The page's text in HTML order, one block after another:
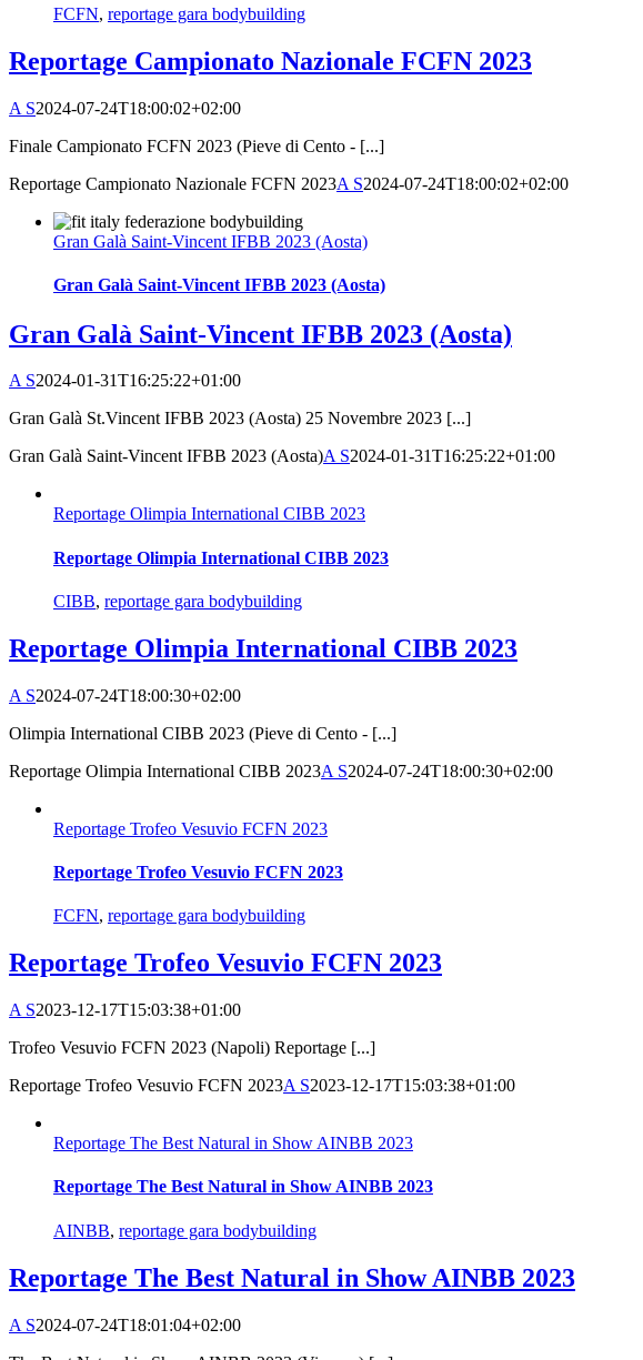
FCFN, reportage gara bodybuilding
Reportage Campionato Nazionale FCFN 2023
A S2024-07-24T18:00:02+02:00
Finale Campionato FCFN 2023 (Pieve di Cento - [...]
Reportage Campionato Nazionale FCFN 2023A S2024-07-24T18:00:02+02:00
Gran Galà Saint-Vincent IFBB 2023 (Aosta)
Gran Galà Saint-Vincent IFBB 2023 (Aosta)
Gran Galà Saint-Vincent IFBB 2023 (Aosta)
A S2024-01-31T16:25:22+01:00
Gran Galà St.Vincent IFBB 2023 (Aosta) 25 Novembre 2023 [...]
Gran Galà Saint-Vincent IFBB 2023 (Aosta)A S2024-01-31T16:25:22+01:00
Reportage Olimpia International CIBB 2023
Reportage Olimpia International CIBB 2023
CIBB, reportage gara bodybuilding
Reportage Olimpia International CIBB 2023
A S2024-07-24T18:00:30+02:00
Olimpia International CIBB 2023 (Pieve di Cento - [...]
Reportage Olimpia International CIBB 2023A S2024-07-24T18:00:30+02:00
Reportage Trofeo Vesuvio FCFN 2023
Reportage Trofeo Vesuvio FCFN 2023
FCFN, reportage gara bodybuilding
Reportage Trofeo Vesuvio FCFN 2023
A S2023-12-17T15:03:38+01:00
Trofeo Vesuvio FCFN 2023 (Napoli) Reportage [...]
Reportage Trofeo Vesuvio FCFN 2023A S2023-12-17T15:03:38+01:00
Reportage The Best Natural in Show AINBB 2023
Reportage The Best Natural in Show AINBB 2023
AINBB, reportage gara bodybuilding
Reportage The Best Natural in Show AINBB 2023
A S2024-07-24T18:01:04+02:00